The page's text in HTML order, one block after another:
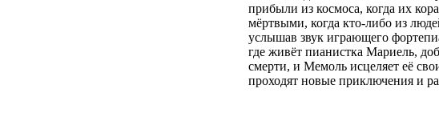
прибыли из космоса, когда их
мёртвыми, когда кто-либо из
услышав звук играющего
где живёт пианистка Мариель,
смерти, и Мемоль исцеляет её
проходят новые приключения и